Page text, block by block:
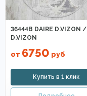
36444B DAIRE D.VIZON /
D.VIZON
от 6750 руб